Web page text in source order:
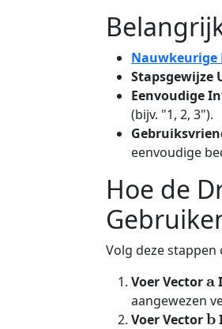
Nauwkeurige
Stapsgewijze
Eenvoudige
(bijv. "1, 2, 3").
eenvoudige
Hoe de
Volg deze
Voer Vector
aangewezen
Voer Vector
b